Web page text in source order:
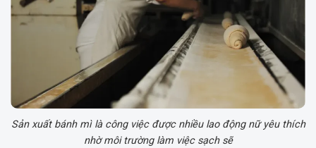
Sản xuất bánh mì là công việc được nhiều lao động nữ yêu thích
nhờ môi trường làm việc sạch sẽ